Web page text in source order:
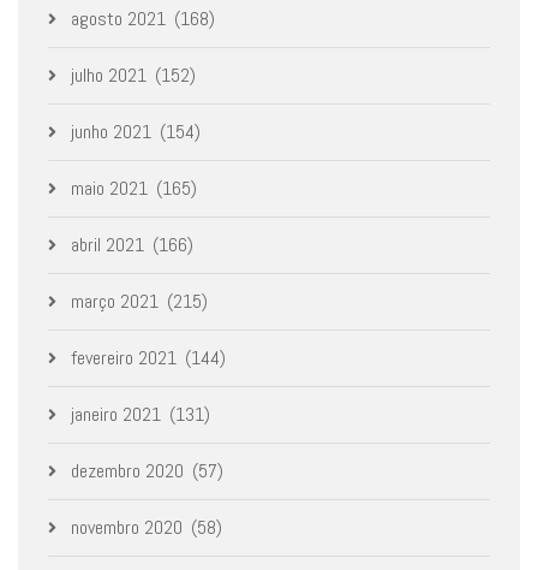
agosto 2021 (168)
julho 2021 (152)
junho 2021 (154)
maio 2021 (165)
abril 2021 (166)
março 2021 (215)
fevereiro 2021 (144)
janeiro 2021 (131)
dezembro 2020 (57)
novembro 2020 (58)